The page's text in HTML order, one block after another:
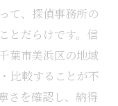
て、探偵事務所の
とだらけです。信
葉市美浜区の地域
比較することが不
さを確認し、納得